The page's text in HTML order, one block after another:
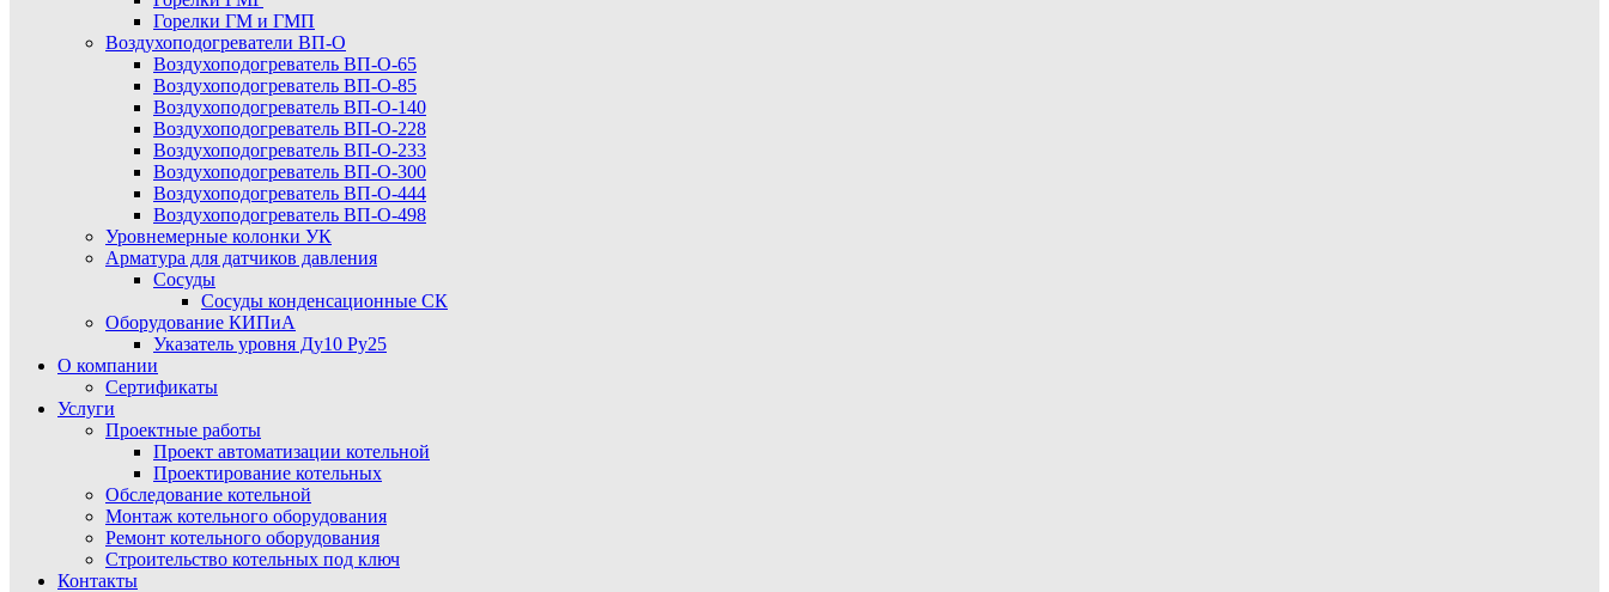
Горелки ГМ и ГМП
Воздухоподогреватели ВП-О
Воздухоподогреватель ВП-О-65
Воздухоподогреватель ВП-О-85
Воздухоподогреватель ВП-О-140
Воздухоподогреватель ВП-О-228
Воздухоподогреватель ВП-О-233
Воздухоподогреватель ВП-О-300
Воздухоподогреватель ВП-О-444
Воздухоподогреватель ВП-О-498
Уровнемерные колонки УК
Арматура для датчиков давления
Сосуды
Сосуды конденсационные СК
Оборудование КИПиА
Указатель уровня Ду10 Ру25
О компании
Сертификаты
Услуги
Проектные работы
Проект автоматизации котельной
Проектирование котельных
Обследование котельной
Монтаж котельного оборудования
Ремонт котельного оборудования
Строительство котельных под ключ
Контакты